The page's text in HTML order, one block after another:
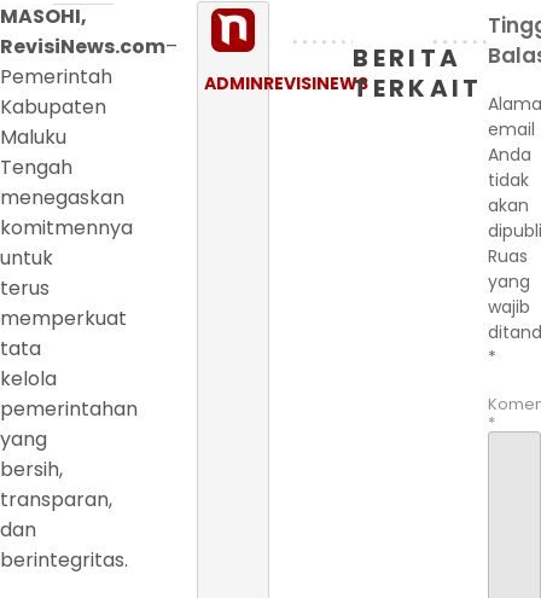
MASOHI,
RevisiNews.com–
Pemerintah
Kabupaten
Maluku
Tengah
menegaskan
komitmennya
untuk
terus
memperkuat
tata
kelola
pemerintahan
yang
bersih,
transparan,
dan
berintegritas.
ADMINREVISINEWS
BERITA
TERKAIT
email
Anda
tidak
akan
Ruas
yang
wajib
*
*